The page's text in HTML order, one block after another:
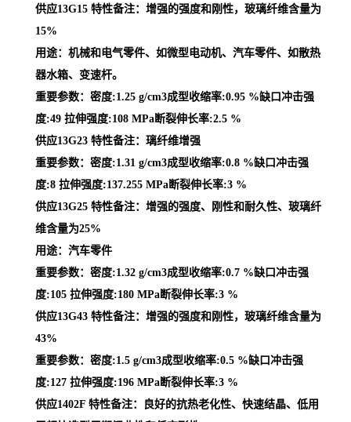
供应13G15 特性备注：增强的强度和刚性，玻璃纤维含量为
15%
用途：机械和电气零件、如微型电动机、汽车零件、如散热
器水箱、变速杆。
重要参数：密度:1.25 g/cm3成型收缩率:0.95 %缺口冲击强
度:49 拉伸强度:108 MPa断裂伸长率:2.5 %
供应13G23 特性备注：璃纤维增强
重要参数：密度:1.31 g/cm3成型收缩率:0.8 %缺口冲击强
度:8 拉伸强度:137.255 MPa断裂伸长率:3 %
供应13G25 特性备注：增强的强度、刚性和耐久性、玻璃纤
维含量为25%
用途：汽车零件
重要参数：密度:1.32 g/cm3成型收缩率:0.7 %缺口冲击强
度:105 拉伸强度:180 MPa断裂伸长率:3 %
供应13G43 特性备注：增强的强度和刚性，玻璃纤维含量为
43%
重要参数：密度:1.5 g/cm3成型收缩率:0.5 %缺口冲击强
度:127 拉伸强度:196 MPa断裂伸长率:3 %
供应1402F 特性备注：良好的抗热老化性、快速结晶、低用